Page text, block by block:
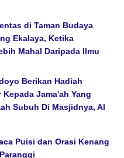
di Taman Budaya
Ekalaya, Ketika
Mahal Daripada Ilmu
Berikan Hadiah
Kepada Jama'ah Yang
Subuh Di Masjidnya, Al
Puisi dan Orasi Kenang